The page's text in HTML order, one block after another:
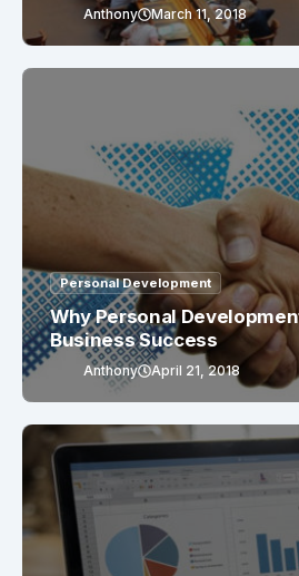
Anthony March 11, 2018
Personal Development
Why Personal
Business Success
Anthony April 21, 2018